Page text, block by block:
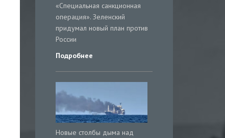
«Специальная санкционная
операция». Зеленский
придумал новый план против
России
Подробнее
Новые столбы дыма над